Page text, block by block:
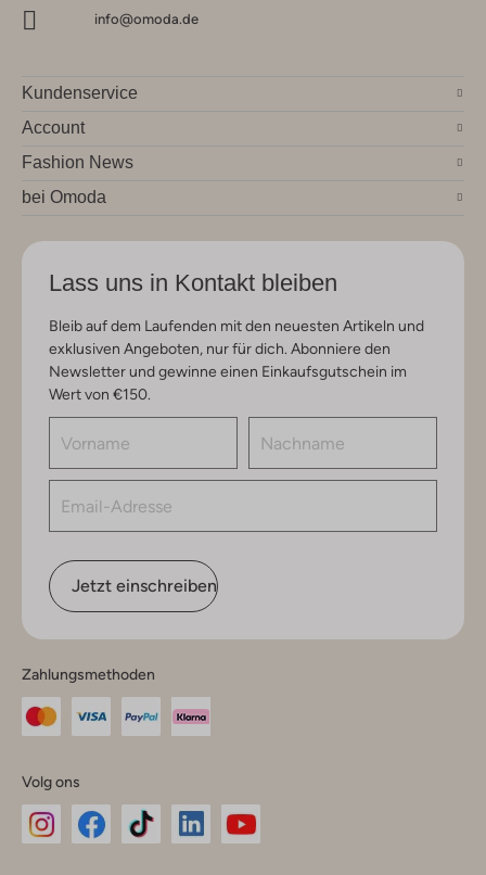
info@omoda.de
Kundenservice
Account
Fashion News
bei Omoda
Lass uns in Kontakt bleiben
Bleib auf dem Laufenden mit den neuesten Artikeln und
exklusiven Angeboten, nur für dich. Abonniere den
Newsletter und gewinne einen Einkaufsgutschein im
Wert von €150.
Jetzt einschreiben
Zahlungsmethoden
Volg ons